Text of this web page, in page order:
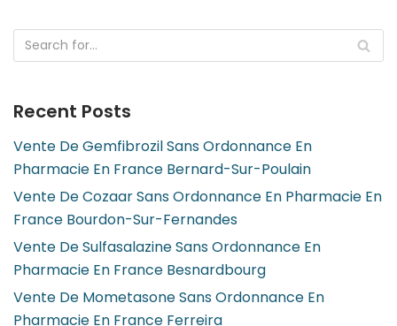
Recent Posts
Vente De Gemfibrozil Sans Ordonnance En
Pharmacie En France Bernard-Sur-Poulain
Vente De Cozaar Sans Ordonnance En Pharmacie En
France Bourdon-Sur-Fernandes
Vente De Sulfasalazine Sans Ordonnance En
Pharmacie En France Besnardbourg
Vente De Mometasone Sans Ordonnance En
Pharmacie En France Ferreira